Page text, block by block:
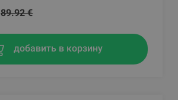
89.92 €
добавить в корзину